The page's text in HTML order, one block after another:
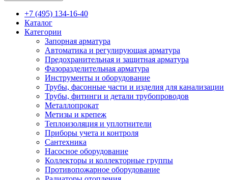
+7 (495) 134-16-40
Каталог
Категории
Запорная арматура
Автоматика и регулирующая арматура
Предохранительная и защитная арматура
Фазоразделительная арматура
Инструменты и оборудование
Трубы, фасонные части и изделия для канализации
Трубы, фитинги и детали трубопроводов
Металлопрокат
Метизы и крепеж
Теплоизоляция и уплотнители
Приборы учета и контроля
Сантехника
Насосное оборудование
Коллекторы и коллекторные группы
Противопожарное оборудование